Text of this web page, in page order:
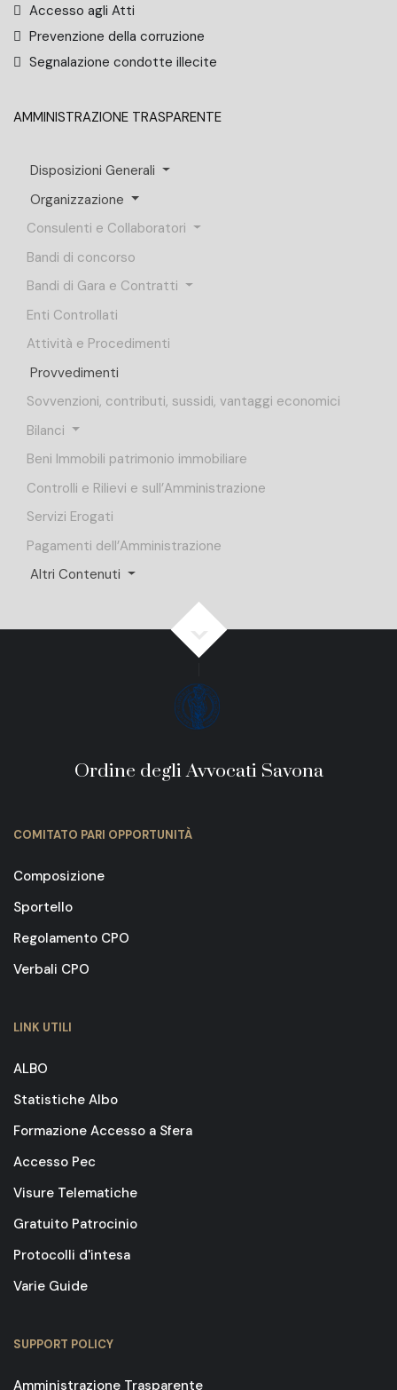
Accesso agli Atti
Prevenzione della corruzione
Segnalazione condotte illecite
AMMINISTRAZIONE TRASPARENTE
Disposizioni Generali
Organizzazione
Consulenti e Collaboratori
Bandi di concorso
Bandi di Gara e Contratti
Enti Controllati
Attività e Procedimenti
Provvedimenti
Sovvenzioni, contributi, sussidi, vantaggi economici
Bilanci
Beni Immobili patrimonio immobiliare
Controlli e Rilievi e sull’Amministrazione
Servizi Erogati
Pagamenti dell’Amministrazione
Altri Contenuti
Ordine degli Avvocati Savona
COMITATO PARI OPPORTUNITÀ
Composizione
Sportello
Regolamento CPO
Verbali CPO
LINK UTILI
ALBO
Statistiche Albo
Formazione Accesso a Sfera
Accesso Pec
Visure Telematiche
Gratuito Patrocinio
Protocolli d'intesa
Varie Guide
SUPPORT POLICY
Amministrazione Trasparente